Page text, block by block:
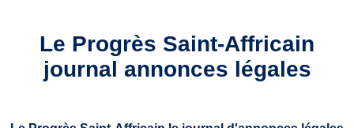
Le Progrès Saint-Affricain
journal annonces légales